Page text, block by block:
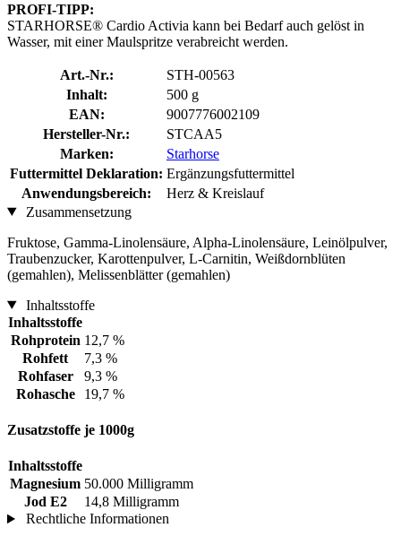
PROFI-TIPP:
STARHORSE® Cardio Activia kann bei Bedarf auch gelöst in
Wasser, mit einer Maulspritze verabreicht werden.
Art.-Nr.:
STH-00563
Inhalt:
500 g
EAN:
9007776002109
Hersteller-Nr.:
STCAA5
Marken:
Starhorse
Futtermittel Deklaration: Ergänzungsfuttermittel
Anwendungsbereich:
Herz & Kreislauf
Zusammensetzung
Fruktose, Gamma-Linolensäure, Alpha-Linolensäure, Leinölpulver,
Traubenzucker, Karottenpulver, L-Carnitin, Weißdornblüten
(gemahlen), Melissenblätter (gemahlen)
Inhaltsstoffe
Inhaltsstoffe
Rohprotein 12,7 %
Rohfett
7,3 %
Rohfaser
9,3 %
Rohasche
19,7 %
Zusatzstoffe je 1000g
Inhaltsstoffe
Magnesium 50.000 Milligramm
Jod E2
14,8 Milligramm
Rechtliche Informationen